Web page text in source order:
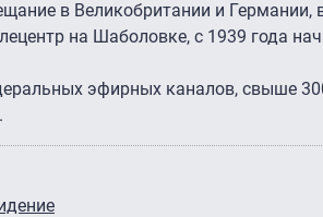
в Великобритании и
на Шаболовке, с 1939 года
эфирных каналов, свыше